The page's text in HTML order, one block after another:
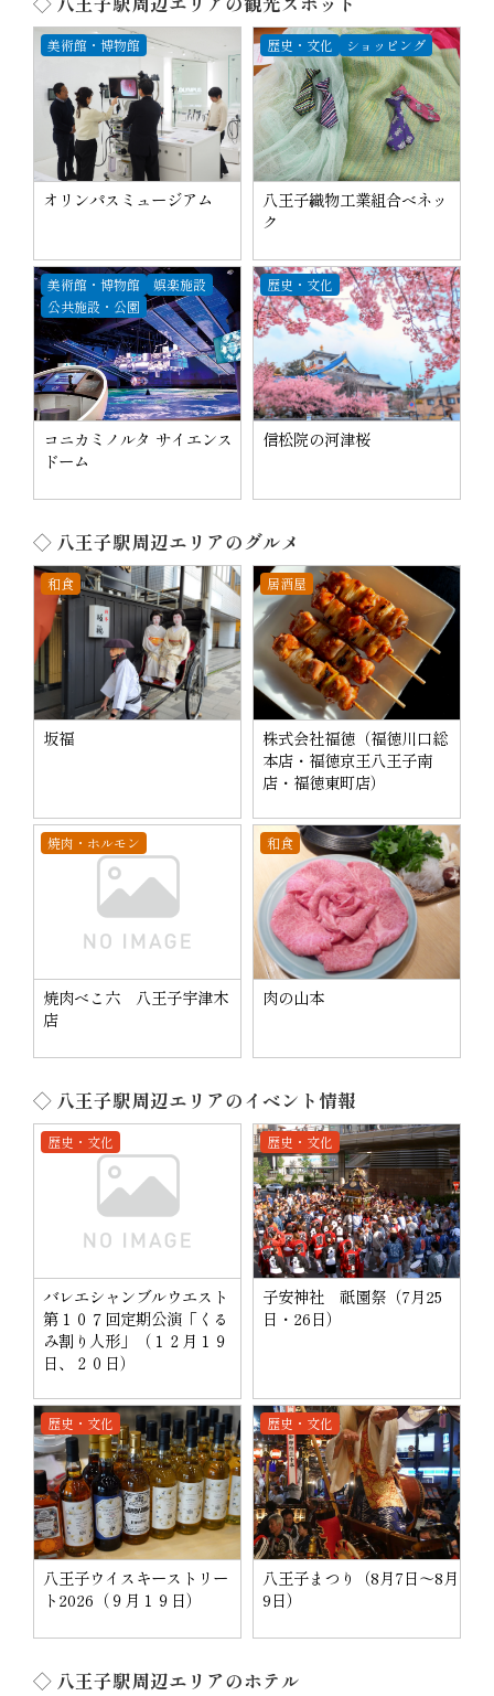
美術館・博物館
オリンパスミュージアム
歴史・文化 ショッピング
八王子織物工業組合べネッ
ク
美術館・博物館
娯楽施設
公共施設・公園
コニカミノルタ サイエンス
ドーム
歴史・文化
信松院の河津桜
◇ 八王子駅周辺エリアのグルメ
和食
坂福
居酒屋
株式会社福徳（福徳川口総
本店・福徳京王八王子南
店・福徳東町店）
焼肉・ホルモン
焼肉べこ六 八王子宇津木
店
和食
肉の山本
◇ 八王子駅周辺エリアのイベント情報
歴史・文化
バレエシャンブルウエスト
第１０７回定期公演「くる
み割り人形」（１２月１９
日、２０日）
歴史・文化
子安神社 祇園祭（7月25
日・26日）
歴史・文化
八王子ウイスキーストリー
ト2026（９月１９日）
歴史・文化
八王子まつり（8月7日～8月
9日）
◇ 八王子駅周辺エリアのホテル